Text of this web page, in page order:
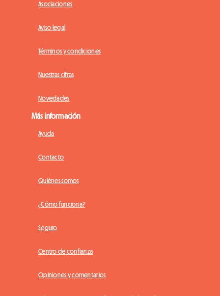
Asociaciones
Aviso legal
Términos y condiciones
Nuestras cifras
Novedades
Más información
Ayuda
Contacto
Quiénes somos
¿Cómo funciona?
Seguro
Centro de confianza
Opiniones y comentarios